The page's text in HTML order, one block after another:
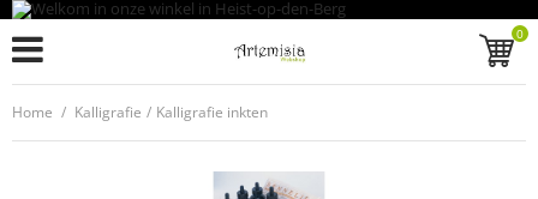
0
Home / Kalligrafie / Kalligrafie inkten